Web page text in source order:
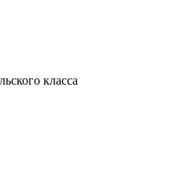
класса